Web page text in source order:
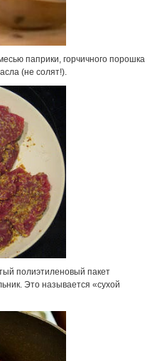
паприки, горчичного порошка
(не солят!).
полиэтиленовый пакет
Это называется «сухой